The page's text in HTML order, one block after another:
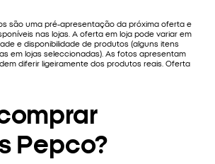
são uma pré-apresentação da próxima oferta e
nas lojas. A oferta em loja pode variar em
e disponibilidade de produtos (alguns itens
em lojas seleccionadas). As fotos apresentam
diferir ligeiramente dos produtos reais. Oferta
Pepco?